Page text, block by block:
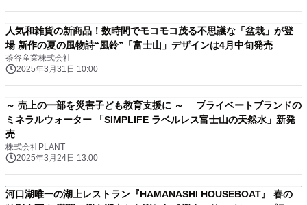
人気和雑貨の新商品！数時間でモコモコ茂る不思議な「盆栽」が登
場 新作の夏の風物詩“風鈴”「富士山」デザインは4月中旬発売
茶谷産業株式会社
2025年3月31日 10:00
～ 売上の一部を災害子ども教育支援に ～ プライベートブランドの
ミネラルウォーター 「SIMPLIFE ラベルレス富士山の天然水」新発
売
株式会社PLANT
2025年3月24日 13:00
河口湖唯一の湖上レストラン『HAMANASHI HOUSEBOAT』 春の